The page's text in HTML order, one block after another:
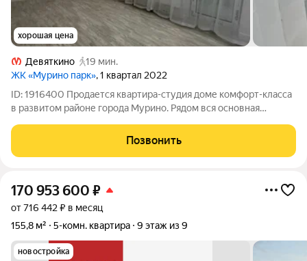
хорошая цена
Девяткино
19 мин.
ЖК «Мурино парк», 1 квартал 2022
ID: 1916400 Продается квартира-студия доме комфорт-класса
в развитом районе города Мурино. Рядом вся основная
пекарни, фитнес, пукнты выдачи). Пешая доступность до
метро, при необходимости
Позвонить
170 953 600 ₽
от 716 442 ₽ в месяц
155,8 м²
5-комн. квартира 9 этаж из 9
новостройка